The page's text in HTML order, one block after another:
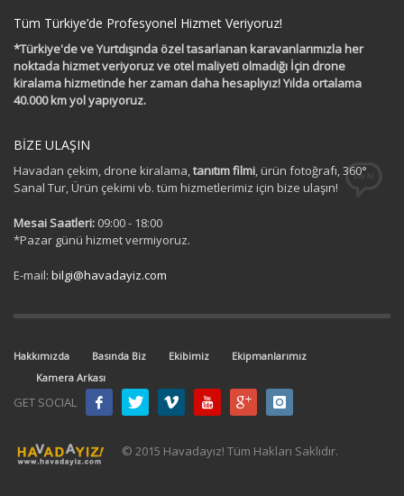
Tüm Türkiye’de Profesyonel Hizmet Veriyoruz!
*Türkiye'de ve Yurtdışında özel tasarlanan karavanlarımızla her
noktada hizmet veriyoruz ve otel maliyeti olmadığı İçin drone
kiralama hizmetinde her zaman daha hesaplıyız! Yılda ortalama
40.000 km yol yapıyoruz.
BİZE ULAŞIN
Havadan çekim, drone kiralama,tanıtım filmi, ürün fotoğrafı, 360°
Sanal Tur, Ürün çekimi vb. tüm hizmetlerimiz için bize ulaşın!
Mesai Saatleri: 09:00 - 18:00
*Pazar günü hizmet vermiyoruz.
E-mail: bilgi@havadayiz.com
Hakkımızda Basında Biz Ekibimiz
Ekipmanlarımız
Kamera Arkası
GET SOCIAL
© 2015 Havadayız! Tüm Hakları Saklıdır.